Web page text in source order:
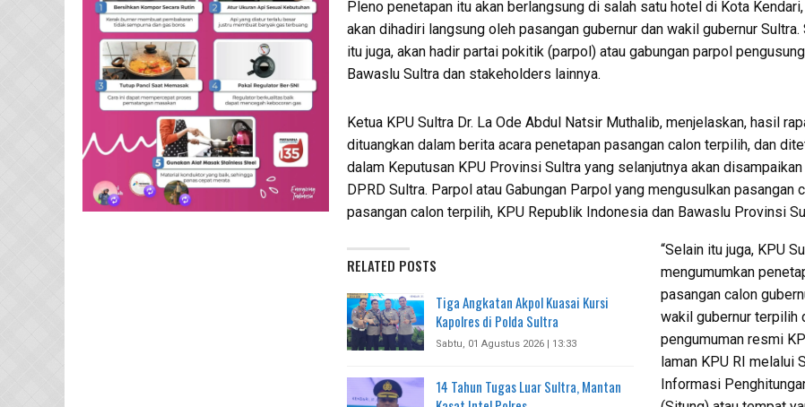
Pleno penetapan itu akan berlangsung di salah satu hotel di Kota
akan dihadiri langsung oleh pasangan gubernur dan wakil gubernur Sultra.
itu juga, akan hadir partai pokitik (parpol) atau gabungan parpol
Bawaslu Sultra dan stakeholders lainnya.
Ketua KPU Sultra Dr. La Ode Abdul Natsir Muthalib, menjelaskan, hasil
dituangkan dalam berita acara penetapan pasangan calon terpilih, dan
dalam Keputusan KPU Provinsi Sultra yang selanjutnya akan
DPRD Sultra. Parpol atau Gabungan Parpol yang mengusulkan pasangan
pasangan calon terpilih, KPU Republik Indonesia dan Bawaslu Provinsi
RELATED POSTS
Tiga Angkatan Akpol Kuasai Kursi
Kapolres di Polda Sultra
Sabtu, 01 Agustus 2026 | 13:33
14 Tahun Tugas Luar Sultra, Mantan
“Selain itu juga, KPU
mengumumkan
pasangan calon
wakil gubernur terpilih
pengumuman resmi
laman KPU RI melalui
Informasi